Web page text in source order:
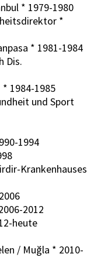
* 1979-1980
*
* 1981-1984
Dis.
1984-1985
und Sport
1994
Krankenhauses
2012
heute
/ Muğla * 2010-